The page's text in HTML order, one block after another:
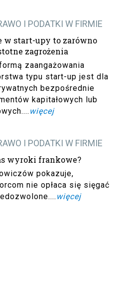
I PODATKI W FIRMIE
w start-upy to zarówno
zagrożenia
zaangażowania
typu start-up jest dla
bezpośrednie
kapitałowych lub
więcej
I PODATKI W FIRMIE
wyroki frankowe?
pokazuje,
nie opłaca się sięgać
więcej